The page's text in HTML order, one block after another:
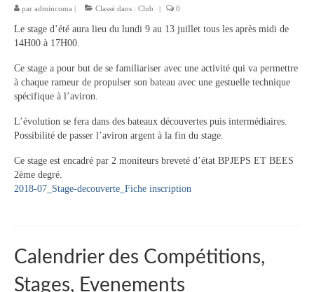
Palmarès
Actualités
l’Aviron
Description du coup d’aviron
Le jargon
Le matériel
Les bateaux
Calendrier des Compétitions
par admincoma | Classé dans : Club | 0
Le stage d’été aura lieu du lundi 9 au 13 juillet tous les après midi de
14H00 à 17H00.
Ce stage a pour but de se familiariser avec une activité qui va permettre
à chaque rameur de propulser son bateau avec une gestuelle technique
spécifique à l’aviron.
L’évolution se fera dans des bateaux découvertes puis intermédiaires.
Possibilité de passer l’aviron argent à la fin du stage.
Ce stage est encadré par 2 moniteurs breveté d’état BPJEPS ET BEES
2ème degré.
2018-07_Stage-decouverte_Fiche inscription
Calendrier des Compétitions,
Stages, Evenements